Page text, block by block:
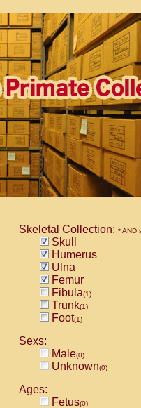
Skeletal Collection: * AND
Skull
Humerus
Ulna
Femur
Fibula(1)
Trunk(1)
Foot(1)
Sexs:
Male(0)
Unknown(0)
Ages:
Fetus(0)